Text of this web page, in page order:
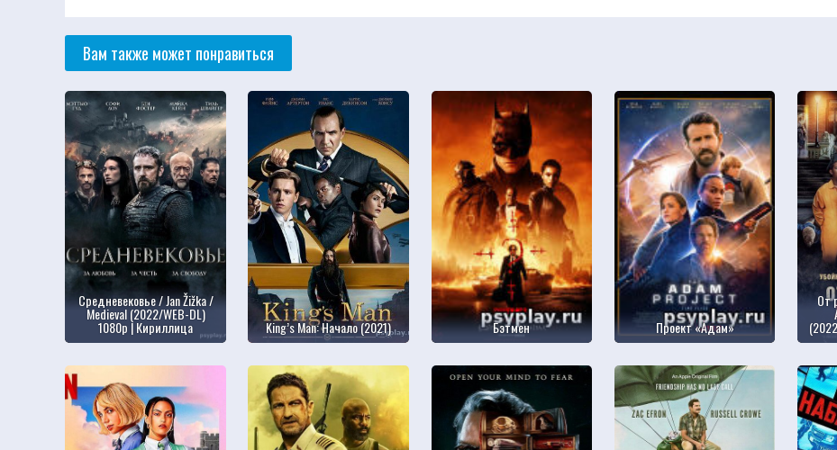
Вам также может понравиться
Средневековье / Jan Žižka /
Mediеval (2022/WEB-DL)
1080p | Кириллица King’s Man: Начало (2021) Бэтмен Проект «Адам»
От